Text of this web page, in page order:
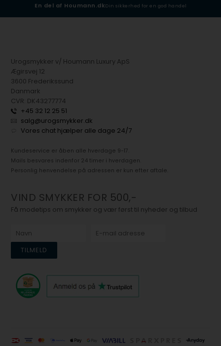
En del af Houmann.dkDin sikkerhed for en god handel
Urogsmykker v/ Houmann Luxury ApS
Ægirsvej 12
3600 Frederikssund
Danmark
CVR: DK43277774
+45 32 12 25 51
salg@urogsmykker.dk
Vores chat hjælper alle dage 24/7
Kundeservice er åben alle hverdage 9-17.
Mails besvares indenfor 24 timer i hverdagen.
Personlig henvendelse på adressen er kun efter aftale.
VIND SMYKKER FOR 500,-
Få modetips om smykker og vær først til nyheder og tilbud